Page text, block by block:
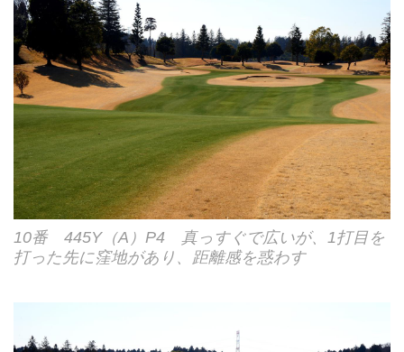
10番 445Y（A）P4 真っすぐで広いが、1打目を
打った先に窪地があり、距離感を惑わす